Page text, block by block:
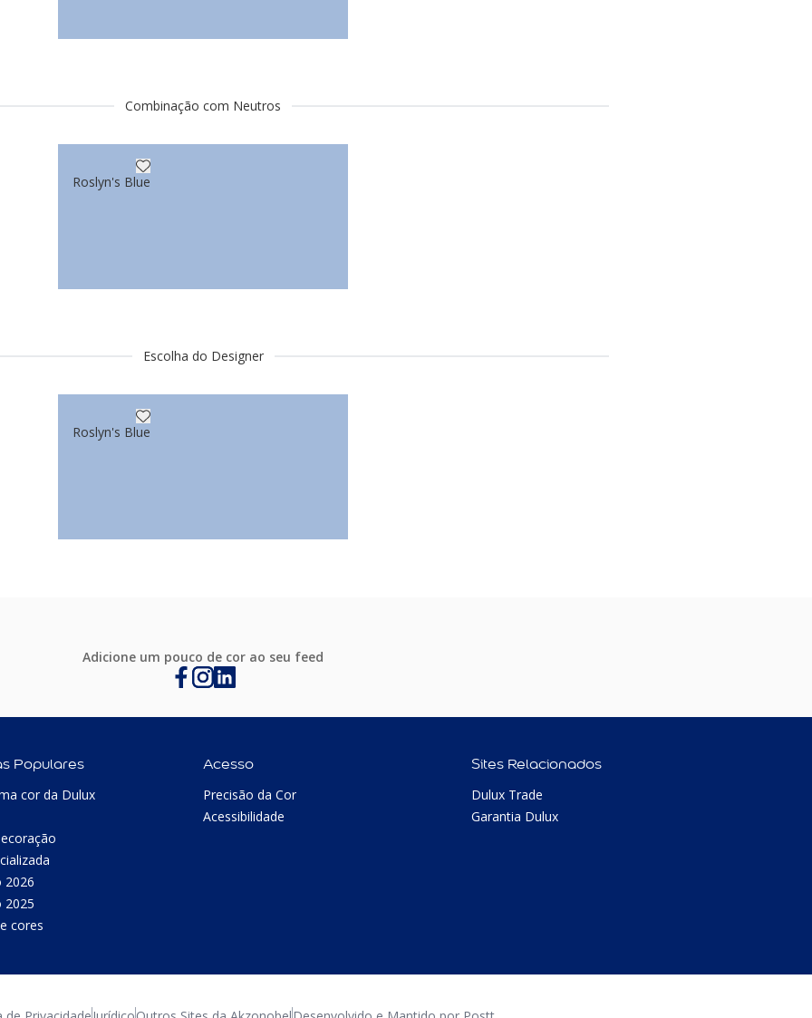
Combinação com Neutros
Roslyn's Blue
Escolha do Designer
Roslyn's Blue
Adicione um pouco de cor ao seu feed
Populares
cor da Dulux
2026
2025
cores
Acesso
Precisão da Cor
Acessibilidade
Sites Relacionados
Dulux Trade
Garantia Dulux